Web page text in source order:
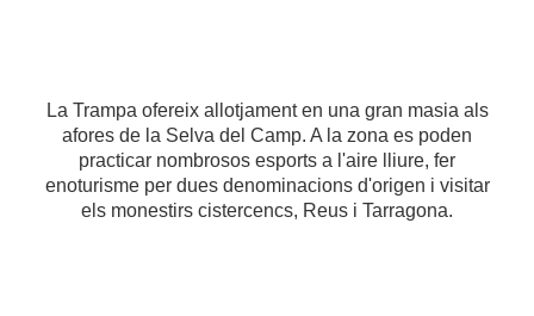
La Trampa ofereix allotjament en una gran masia als
afores de la Selva del Camp. A la zona es poden
practicar nombrosos esports a l'aire lliure, fer
enoturisme per dues denominacions d'origen i visitar
els monestirs cistercencs, Reus i Tarragona.